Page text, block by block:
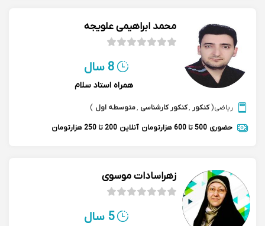
محمد ابراهیمی علویجه
8 سال
همراه استاد سلام
ریاضی(کنکور ,کنکور کارشناسی ,متوسطه اول )
حضوری 500 تا 600 هزارتومان آنلاین 200 تا 250 هزارتومان
زهراسادات موسوی
5 سال